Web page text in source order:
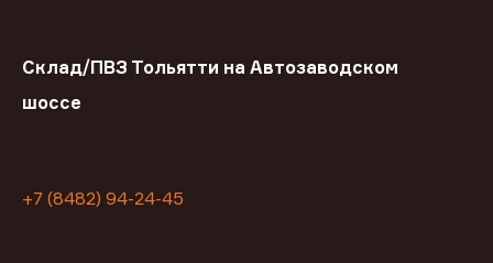
Склад/ПВЗ Тольятти на Автозаводском
шоссе
+7 (8482) 94-24-45